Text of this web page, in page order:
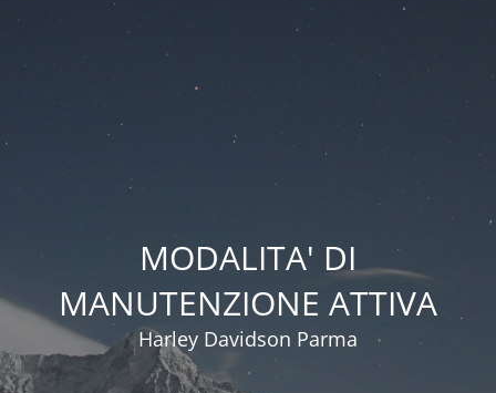
MODALITA' DI
MANUTENZIONE ATTIVA
Harley Davidson Parma